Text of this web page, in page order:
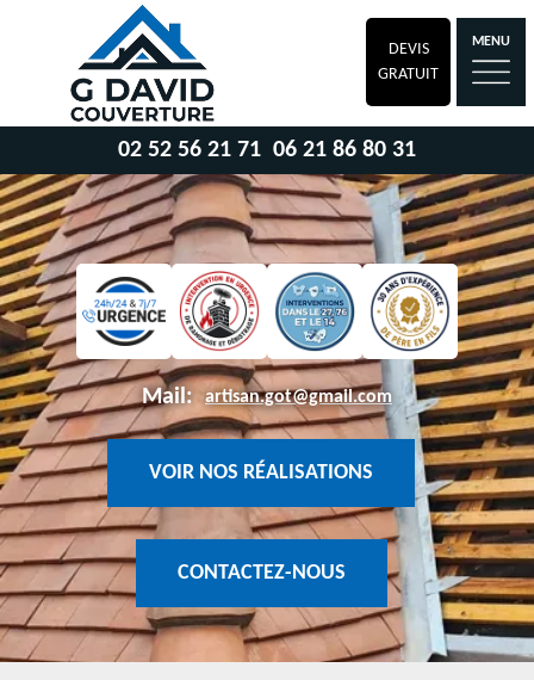
DEVIS
GRATUIT
MENU
02 52 56 21 71 06 21 86 80 31
Mail: artisan.got@gmail.com
VOIR NOS RÉALISATIONS
CONTACTEZ-NOUS